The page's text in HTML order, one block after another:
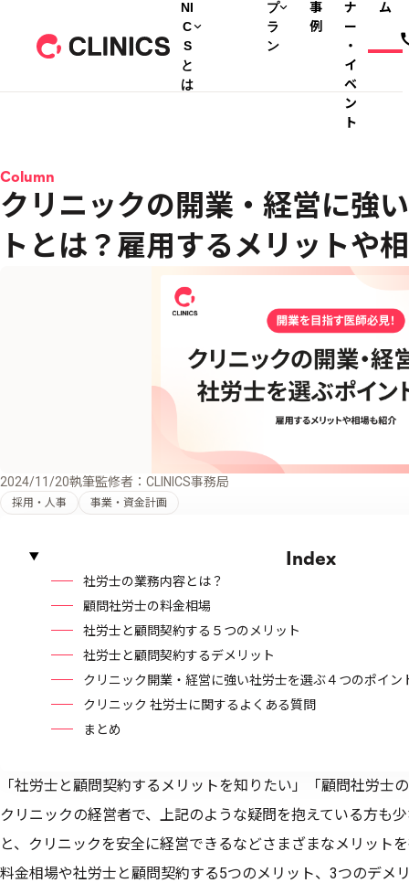
NI
C
S
と
は
プ
ラ
ン
事
例
ナ
ー
・
イ
ベ
ン
ト
ム
Column
クリニックの開業・経営に強
トとは？雇用するメリットや
2024/11/20執筆監修者：CLINICS事務局
採用・人事 事業・資金計画
Index
社労士の業務内容とは？
顧問社労士の料金相場
社労士と顧問契約する５つのメリット
社労士と顧問契約するデメリット
クリニック開業・経営に強い社労士を選ぶ４つのポイン
クリニック 社労士に関するよくある質問
まとめ
「社労士と顧問契約するメリットを知りたい」「顧問社労士
クリニックの経営者で、上記のような疑問を抱えている方も
と、クリニックを安全に経営できるなどさまざまなメリット
料金相場や社労士と顧問契約する5つのメリット、3つのデメ